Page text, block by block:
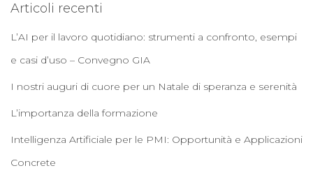
Articoli recenti
L’AI per il lavoro quotidiano: strumenti a confronto, esempi
e casi d’uso – Convegno GIA
I nostri auguri di cuore per un Natale di speranza e serenità
L’importanza della formazione
Intelligenza Artificiale per le PMI: Opportunità e Applicazioni
Concrete